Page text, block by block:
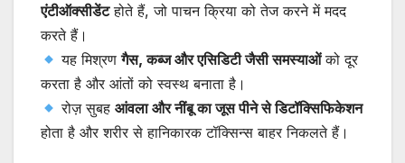
एंटीऑक्सीडेंटहोते हैं, जो पाचन क्रिया को तेज करने में मदद
करते हैं।
यह मिश्रणगैस, कब्ज और एसिडिटी जैसी समस्याओंको दूर
करता है और आंतों को स्वस्थ बनाता है।
रोज़ सुबहआंवला और नींबू का जूस पीने से डिटॉक्सिफिकेशन
होता है और शरीर से हानिकारक टॉक्सिन्स बाहर निकलते हैं।